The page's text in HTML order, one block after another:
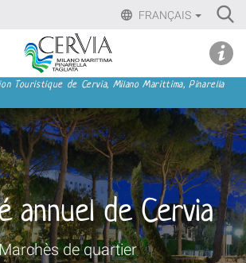
FRANÇAIS
Sito
turistico
ufficiale
Cervia,
Milano
Marittima,
Pinarella,
Tagliata
Touristique de Cervia, Milano Marittima, Pinarella
annuel de Cervia
de quartier